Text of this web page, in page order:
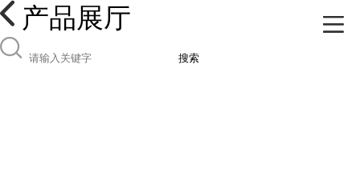
产品展厅
搜索